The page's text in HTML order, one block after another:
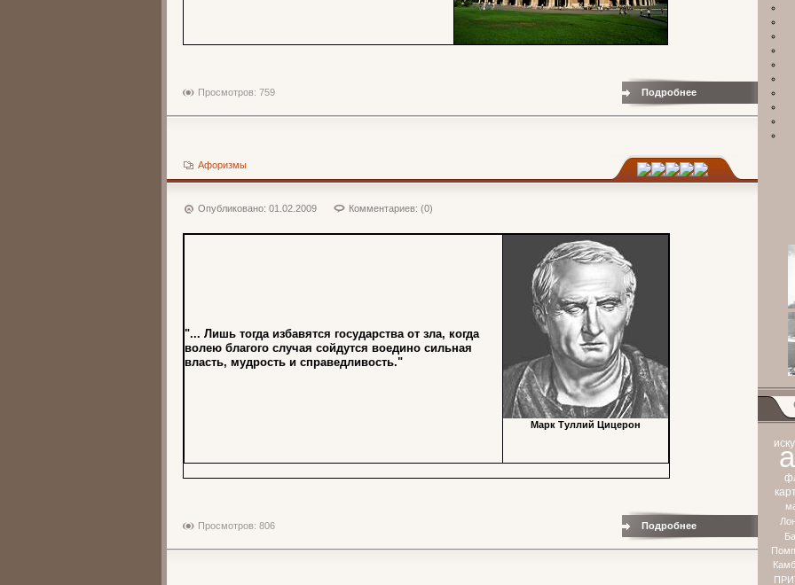
Теги
Подробнее
Просмотров: 759
Афоризмы
Опубликовано: 01.02.2009 Комментариев: (0)
"... Лишь тогда избавятся государства от зла, когда
волею благого случая сойдутся воедино сильная
власть, мудрость и справедливость."
Марк Туллий Цицерон
Подробнее
Просмотров: 806